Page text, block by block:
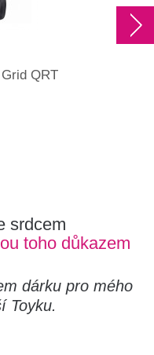
QRT
srdcem
toho důkazem
dárku pro mého
Toyku.